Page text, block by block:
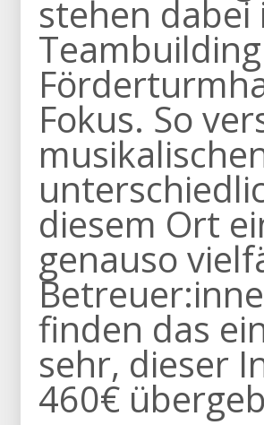
stehen
Fokus. So
diesem Ort
genauso
finden das
sehr, dieser
460€